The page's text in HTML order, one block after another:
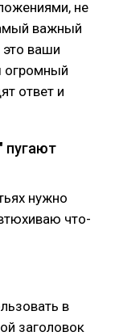
не
важный
ваши
огромный
ответ и
пугают
нужно
что-
в
заголовок